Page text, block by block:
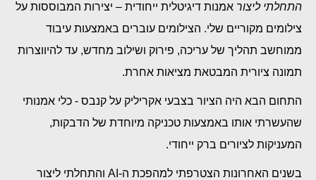
התחלתי ליצור אמנות דיגיטלית ייחודית – יצירות המבוססות על
צילומים מקוריים שלי. הצילומים עוברים באמצעות עיבוד
ממוחשב תהליך של עריכה, פירוק ושילוב מחדש, עד להיווצרות
תמונה ציורית המבטאת מציאות אחרת.
התחום הבא היה הציור בצבעי אקריליק על קנבס - כלי אמנותי
שהעשרתי אותו באמצעות טכניקה מיוחדת של הדבקות,
המעניקות לציורים ברק ייחודי.
בשנים האחרונות הצטרפתי למהפכת ה-AI והתחלתי ליצור